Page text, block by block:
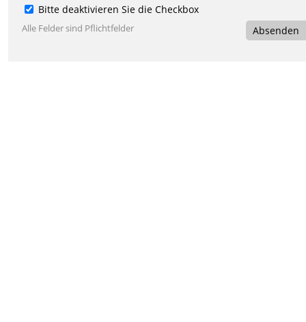
Bitte deaktivieren Sie die Checkbox
Alle Felder sind Pflichtfelder Absenden